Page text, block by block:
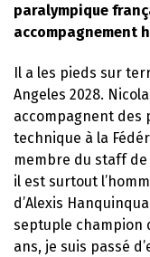
paralympique
accompagnement
Il a les pieds sur
Angeles 2028.
accompagnent des
technique à la
membre du staff de
il est surtout
d’Alexis
septuple champion
ans, je suis passé